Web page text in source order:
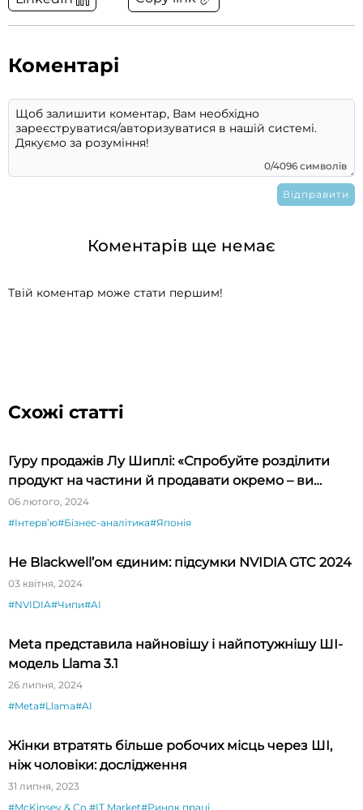
Коментарі
0/4096 символів
Коментарів ще немає
Твій коментар може стати першим!
Схожі статті
Гуру продажів Лу Шиплі: «Спробуйте розділити
продукт на частини й продавати окремо – ви
будете вражені»
06 лютого, 2024
#Інтервʼю#Бізнес-аналітика#Японія
Не Blackwell’ом єдиним: підсумки NVIDIA GTC 2024
03 квітня, 2024
#NVIDIA#Чипи#AI
Meta представила найновішу і найпотужнішу ШІ-
модель Llama 3.1
26 липня, 2024
#Meta#Llama#AI
Жінки втратять більше робочих місць через ШІ,
ніж чоловіки: дослідження
31 липня, 2023
#McKinsey & Co.#IT Market#Ринок праці